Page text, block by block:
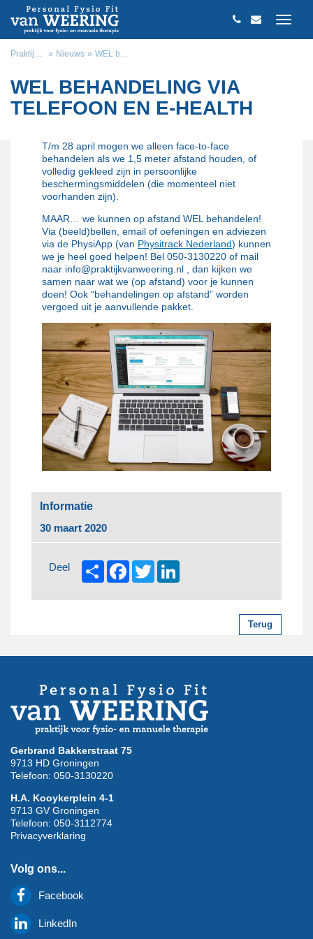
Praktijk van Weering Nieuws WEL behandeling via telefoon en E-health
WEL BEHANDELING VIA
TELEFOON EN E-HEALTH
T/m 28 april mogen we alleen face-to-face
behandelen als we 1,5 meter afstand houden, of
volledig gekleed zijn in persoonlijke
beschermingsmiddelen (die momenteel niet
voorhanden zijn).
MAAR… we kunnen op afstand WEL behandelen!
Via (beeld)bellen, email of oefeningen en adviezen
via de PhysiApp (van Physitrack Nederland) kunnen
we je heel goed helpen! Bel 050-3130220 of mail
naar info@praktijkvanweering.nl , dan kijken we
samen naar wat we (op afstand) voor je kunnen
doen! Ook “behandelingen op afstand” worden
vergoed uit je aanvullende pakket.
Informatie
30 maart 2020
Deel Share FacebookTwitter
Terug
Gerbrand Bakkerstraat 75
9713 HD Groningen
Telefoon: 050-3130220
H.A. Kooykerplein 4-1
9713 GV Groningen
Telefoon: 050-3112774
Privacyverklaring
Volg ons...
 Facebook
 LinkedIn